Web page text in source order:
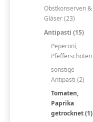
Obstkonserven &
Gläser (23)
Antipasti (15)
Peperoni,
Pfefferschoten
sonstige
Antipasti (2)
Tomaten,
Paprika
getrocknet (1)